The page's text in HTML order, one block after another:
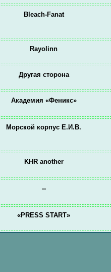
Bleach-Fanat
Rayolinn
Другая сторона
Академия «Феникс»
Морской корпус Е.И.В.
KHR another
--
«PRESS START»